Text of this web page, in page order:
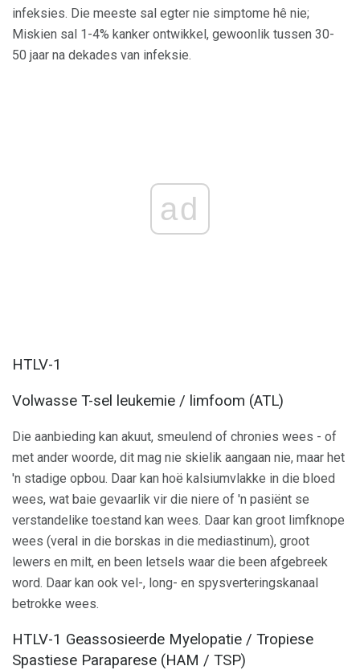
infeksies. Die meeste sal egter nie simptome hê nie;
Miskien sal 1-4% kanker ontwikkel, gewoonlik tussen 30-
50 jaar na dekades van infeksie.
ad
HTLV-1
Volwasse T-sel leukemie / limfoom (ATL)
Die aanbieding kan akuut, smeulend of chronies wees - of
met ander woorde, dit mag nie skielik aangaan nie, maar het
'n stadige opbou. Daar kan hoë kalsiumvlakke in die bloed
wees, wat baie gevaarlik vir die niere of 'n pasiënt se
verstandelike toestand kan wees. Daar kan groot limfknope
wees (veral in die borskas in die mediastinum), groot
lewers en milt, en been letsels waar die been afgebreek
word. Daar kan ook vel-, long- en spysverteringskanaal
betrokke wees.
HTLV-1 Geassosieerde Myelopatie / Tropiese
Spastiese Paraparese (HAM / TSP)